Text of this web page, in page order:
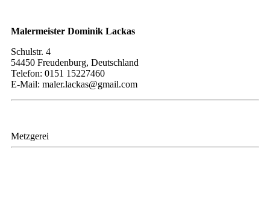
Malermeister Dominik Lackas
​​​​Schulstr. 4
54450 Freudenburg, Deutschland
Telefon: 0151 15227460
E-Mail: maler.lackas@gmail.com
Metzgerei